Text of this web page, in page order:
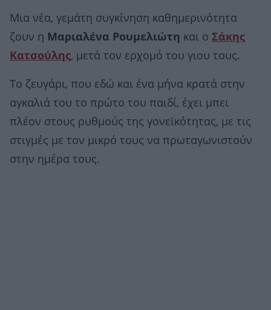
Μια νέα, γεμάτη συγκίνηση καθημερινότητα
ζουν η Μαριαλένα Ρουμελιώτη και ο Σάκης
Κατσούλης, μετά τον ερχομό του γιου τους.
Το ζευγάρι, που εδώ και ένα μήνα κρατά στην
αγκαλιά του το πρώτο του παιδί, έχει μπει
πλέον στους ρυθμούς της γονεϊκότητας, με τις
στιγμές με τον μικρό τους να πρωταγωνιστούν
στην ημέρα τους.